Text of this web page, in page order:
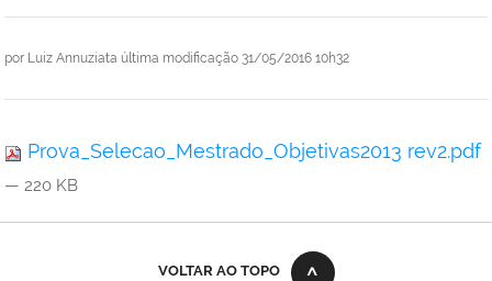
por Luiz Annuziata última modificação 31/05/2016 10h32
Prova_Selecao_Mestrado_Objetivas2013 rev2.pdf
— 220 KB
VOLTAR AO TOPO